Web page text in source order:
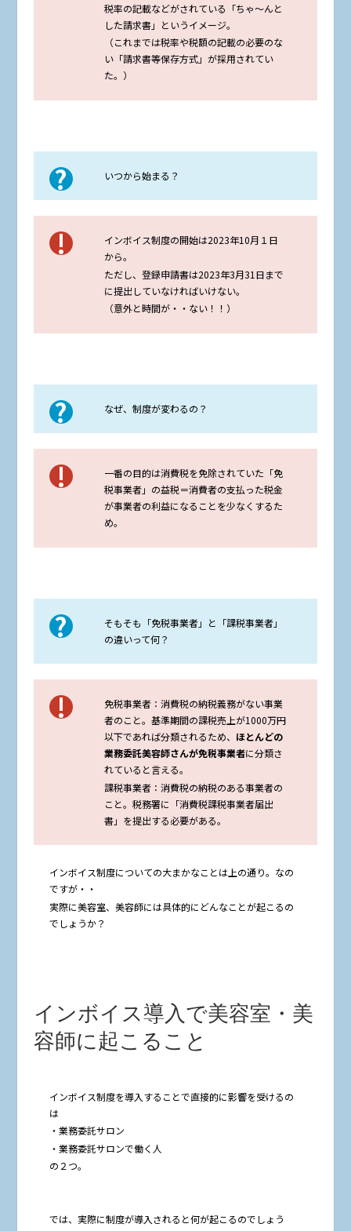
税率の記載などがされている「ちゃ〜んと
した請求書」というイメージ。
（これまでは税率や税額の記載の必要のな
い「請求書等保存方式」が採用されてい
た。）
いつから始まる？
インボイス制度の開始は2023年10月１日
から。
ただし、登録申請書は2023年3月31日まで
に提出していなければいけない。
（意外と時間が・・ない！！）
なぜ、制度が変わるの？
一番の目的は消費税を免除されていた「免
税事業者」の益税＝消費者の支払った税金
が事業者の利益になることを少なくするた
め。
そもそも「免税事業者」と「課税事業者」
の違いって何？
免税事業者：消費税の納税義務がない事業
者のこと。基準期間の課税売上が1000万円
以下であれば分類されるため、 ほとんどの
業務委託美容師さんが免税事業者に分類さ
れていると言える。
課税事業者：消費税の納税のある事業者の
こと。税務署に「消費税課税事業者届出
書」を提出する必要がある。
インボイス制度についての大まかなことは上の通り。なの
ですが・・
実際に美容室、美容師には具体的にどんなことが起こるの
でしょうか？
インボイス導入で美容室・美
容師に起こること
インボイス制度を導入することで直接的に影響を受けるの
は
・業務委託サロン
・業務委託サロンで働く人
の２つ。
では、実際に制度が導入されると何が起こるのでしょう